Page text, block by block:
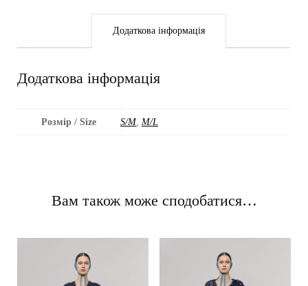
Додаткова інформація
Додаткова інформація
Розмір / Size S/M, M/L
Вам також може сподобатися…